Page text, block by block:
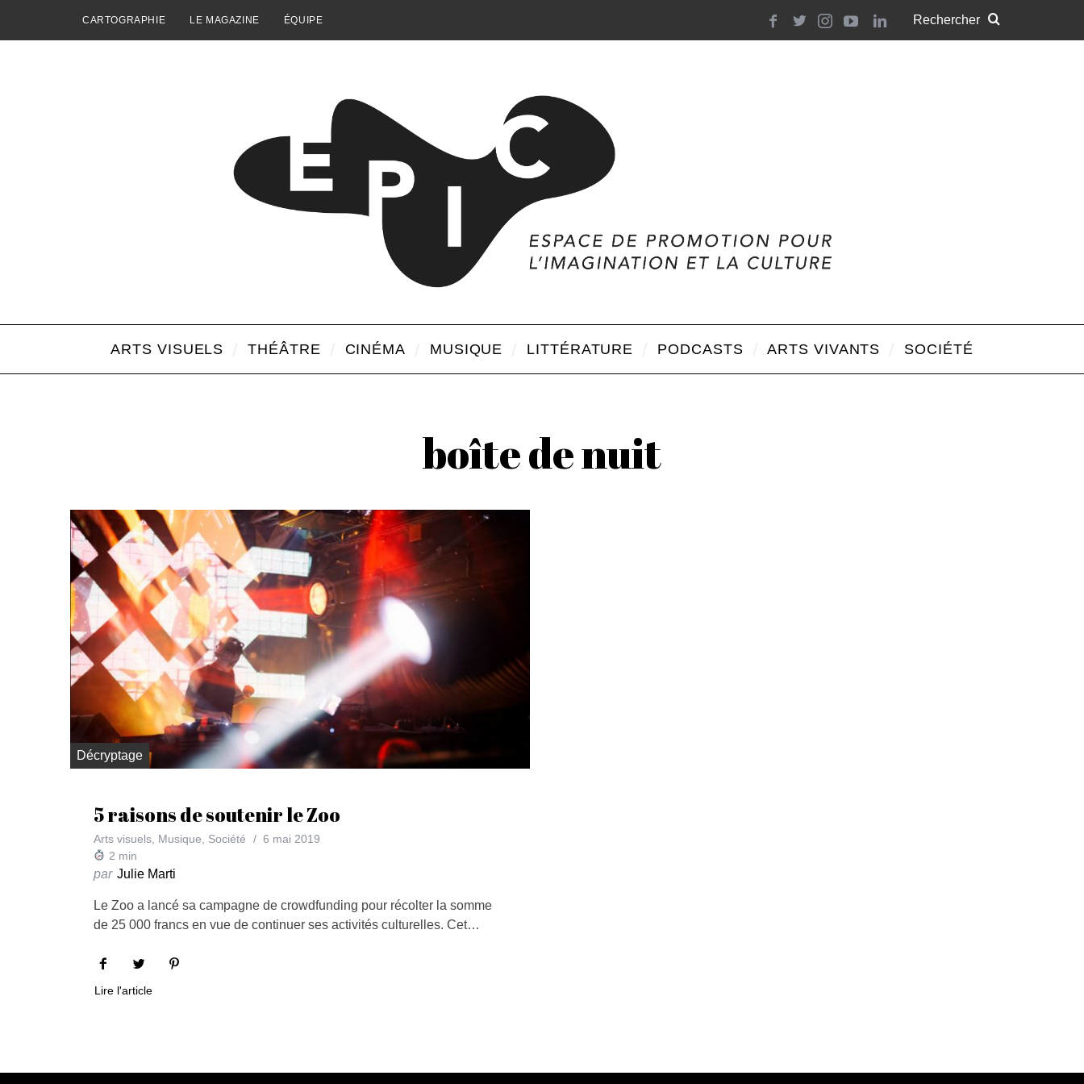
CARTOGRAPHIE LE MAGAZINE ÉQUIPE
ARTS VISUELS THÉÂTRE CINÉMA MUSIQUE LITTÉRATURE PODCASTS ARTS VIVANTS SOCIÉTÉ
boîte de nuit
Décryptage
5 raisons de soutenir le Zoo
Arts visuels, Musique Société
6 mai 2019
2 min
par Julie Marti
Le Zoo a lancé sa campagne de crowdfunding pour récolter la somme
de 25 000 francs en vue de continuer ses activités culturelles. Cet…
Lire l'article